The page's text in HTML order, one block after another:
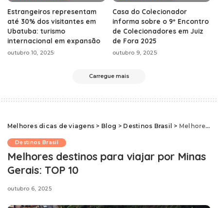
Estrangeiros representam
até 30% dos visitantes em
Ubatuba: turismo
internacional em expansão
outubro 10, 2025
Casa do Colecionador
informa sobre o 9º Encontro
de Colecionadores em Juiz
de Fora 2025
outubro 9, 2025
Carregue mais
Melhores dicas de viagens > Blog > Destinos Brasil > Melhores destinos para viajar por Minas Gerais: TOP 10
Destinos Brasil
Melhores destinos para viajar por Minas
Gerais: TOP 10
outubro 6, 2025